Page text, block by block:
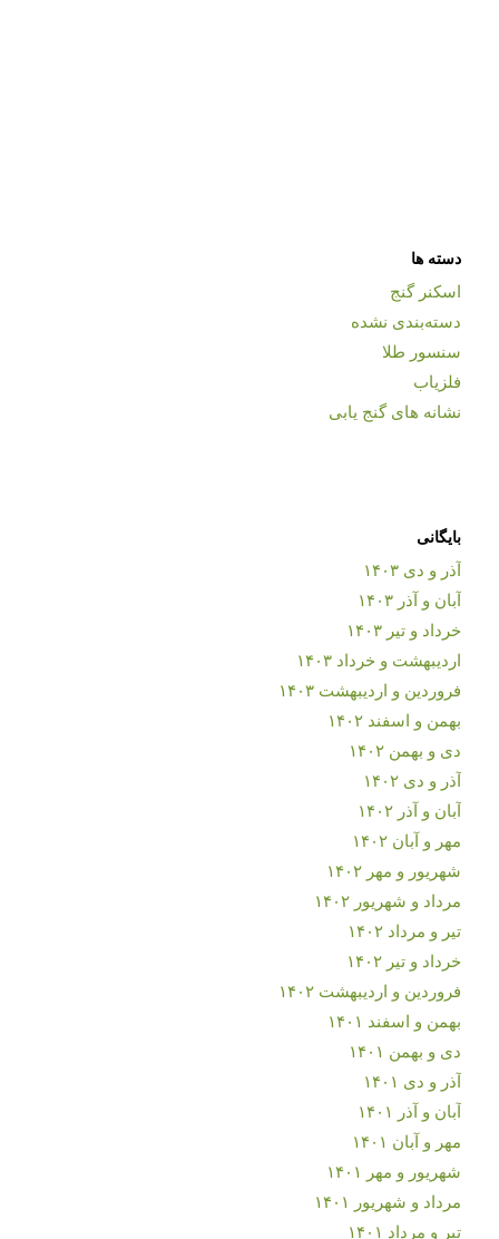
دسته ها
اسکنر گنج
دسته‌بندی نشده
سنسور طلا
فلزیاب
نشانه های گنج یابی
بایگانی
آذر و دی ۱۴۰۳
آبان و آذر ۱۴۰۳
خرداد و تیر ۱۴۰۳
اردیبهشت و خرداد ۱۴۰۳
فروردین و اردیبهشت ۱۴۰۳
بهمن و اسفند ۱۴۰۲
دی و بهمن ۱۴۰۲
آذر و دی ۱۴۰۲
آبان و آذر ۱۴۰۲
مهر و آبان ۱۴۰۲
شهریور و مهر ۱۴۰۲
مرداد و شهریور ۱۴۰۲
تیر و مرداد ۱۴۰۲
خرداد و تیر ۱۴۰۲
فروردین و اردیبهشت ۱۴۰۲
بهمن و اسفند ۱۴۰۱
دی و بهمن ۱۴۰۱
آذر و دی ۱۴۰۱
آبان و آذر ۱۴۰۱
مهر و آبان ۱۴۰۱
شهریور و مهر ۱۴۰۱
مرداد و شهریور ۱۴۰۱
تیر و مرداد ۱۴۰۱